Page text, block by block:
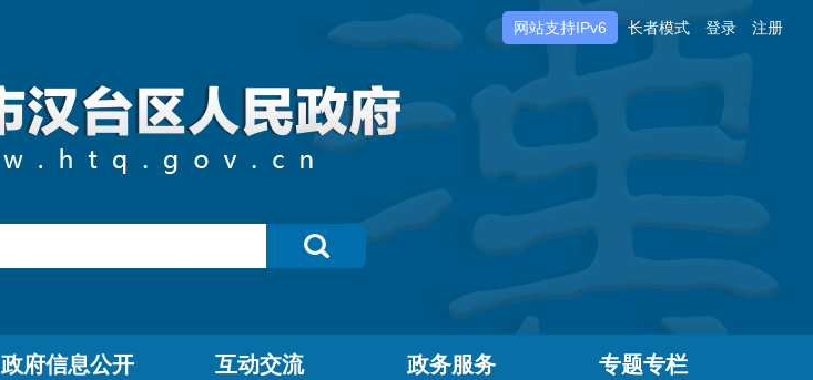
网站支持IPv6 长者模式 登录 注册
政府信息公开 互动交流 政务服务 专题专栏